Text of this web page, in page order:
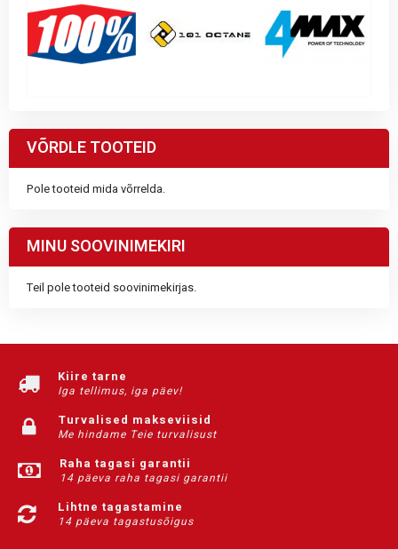
VÕRDLE TOOTEID
Pole tooteid mida võrrelda.
MINU SOOVINIMEKIRI
Teil pole tooteid soovinimekirjas.
Kiire tarne
Iga tellimus, iga päev!
Turvalised makseviisid
Me hindame Teie turvalisust
Raha tagasi garantii
14 päeva raha tagasi garantii
Lihtne tagastamine
14 päeva tagastusõigus